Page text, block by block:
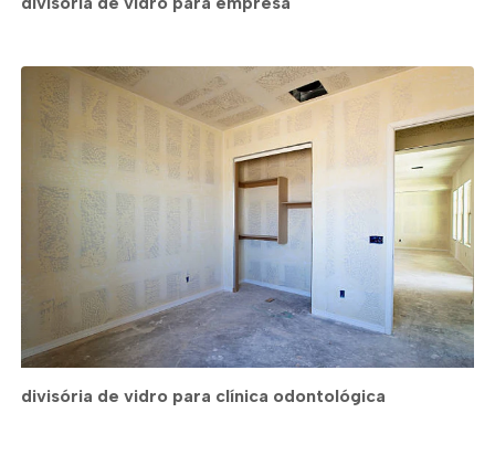
divisória de vidro para clínica odontológica